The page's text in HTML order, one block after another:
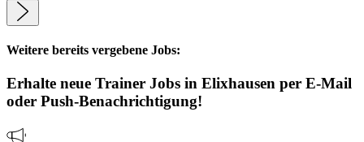
Weitere bereits vergebene Jobs:
Erhalte neue Trainer Jobs in Elixhausen per E-Mail
oder Push-Benachrichtigung!